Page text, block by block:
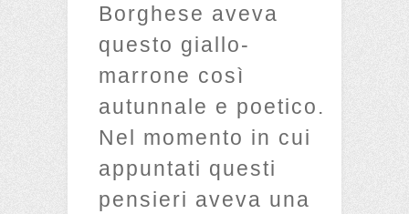
Borghese aveva
questo giallo-
marrone così
autunnale e poetico.
Nel momento in cui
appuntati questi
pensieri aveva una